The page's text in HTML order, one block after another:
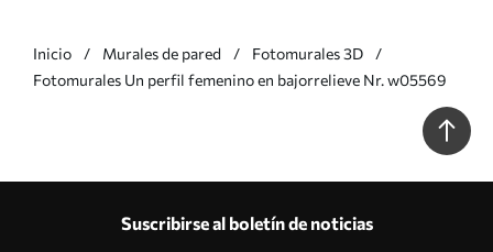
Inicio Murales de pared
Fotomurales 3D
Fotomurales Un perfil femenino en bajorrelieve Nr. w05569
Suscribirse al boletín de noticias